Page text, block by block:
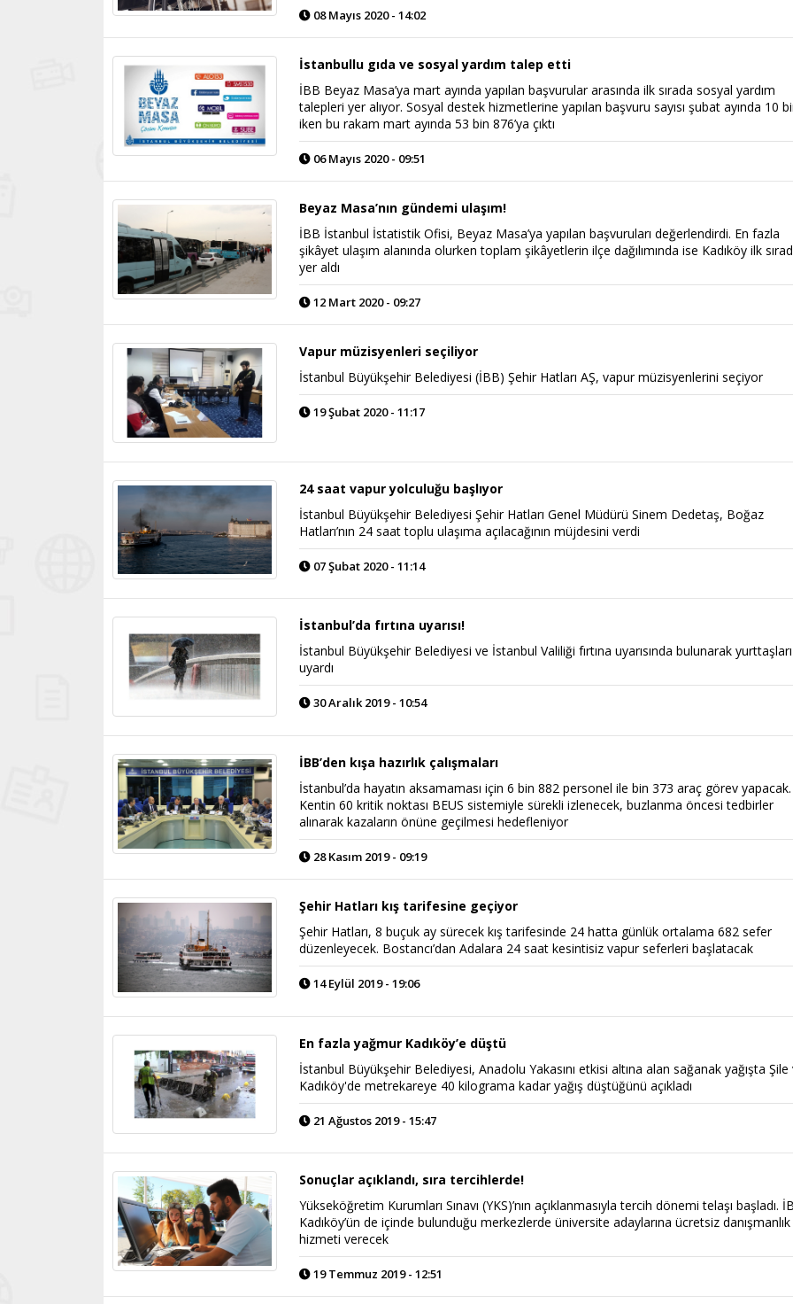
08 Mayıs 2020 - 14:02
İstanbullu gıda ve sosyal yardım talep etti
İBB Beyaz Masa’ya mart ayında yapılan başvurular arasında ilk sırada sosyal yardım
talepleri yer alıyor. Sosyal destek hizmetlerine yapılan başvuru sayısı şubat ayında 10
iken bu rakam mart ayında 53 bin 876’ya çıktı
06 Mayıs 2020 - 09:51
Beyaz Masa’nın gündemi ulaşım!
İBB İstanbul İstatistik Ofisi, Beyaz Masa’ya yapılan başvuruları değerlendirdi. En fazla
şikâyet ulaşım alanında olurken toplam şikâyetlerin ilçe dağılımında ise Kadıköy ilk
yer aldı
12 Mart 2020 - 09:27
Vapur müzisyenleri seçiliyor
İstanbul Büyükşehir Belediyesi (İBB) Şehir Hatları AŞ, vapur müzisyenlerini seçiyor
19 Şubat 2020 - 11:17
24 saat vapur yolculuğu başlıyor
İstanbul Büyükşehir Belediyesi Şehir Hatları Genel Müdürü Sinem Dedetaş, Boğaz
Hatları’nın 24 saat toplu ulaşıma açılacağının müjdesini verdi
07 Şubat 2020 - 11:14
İstanbul’da fırtına uyarısı!
İstanbul Büyükşehir Belediyesi ve İstanbul Valiliği fırtına uyarısında bulunarak yurttaşları
uyardı
30 Aralık 2019 - 10:54
İBB’den kışa hazırlık çalışmaları
İstanbul’da hayatın aksamaması için 6 bin 882 personel ile bin 373 araç görev yapacak.
Kentin 60 kritik noktası BEUS sistemiyle sürekli izlenecek, buzlanma öncesi tedbirler
alınarak kazaların önüne geçilmesi hedefleniyor
28 Kasım 2019 - 09:19
Şehir Hatları kış tarifesine geçiyor
Şehir Hatları, 8 buçuk ay sürecek kış tarifesinde 24 hatta günlük ortalama 682 sefer
düzenleyecek. Bostancı’dan Adalara 24 saat kesintisiz vapur seferleri başlatacak
14 Eylül 2019 - 19:06
En fazla yağmur Kadıköy’e düştü
İstanbul Büyükşehir Belediyesi, Anadolu Yakasını etkisi altına alan sağanak yağışta Şile
Kadıköy'de metrekareye 40 kilograma kadar yağış düştüğünü açıkladı
21 Ağustos 2019 - 15:47
Sonuçlar açıklandı, sıra tercihlerde!
Yükseköğretim Kurumları Sınavı (YKS)’nın açıklanmasıyla tercih dönemi telaşı başladı.
Kadıköy’ün de içinde bulunduğu merkezlerde üniversite adaylarına ücretsiz danışmanlık
hizmeti verecek
19 Temmuz 2019 - 12:51